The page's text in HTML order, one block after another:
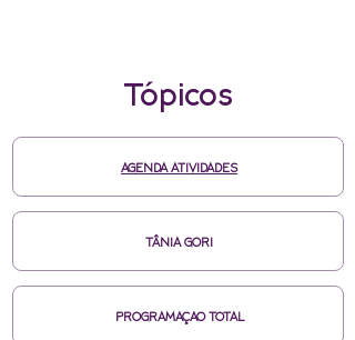
Tópicos
AGENDA ATIVIDADES
TÂNIA GORI
PROGRAMAÇAO TOTAL